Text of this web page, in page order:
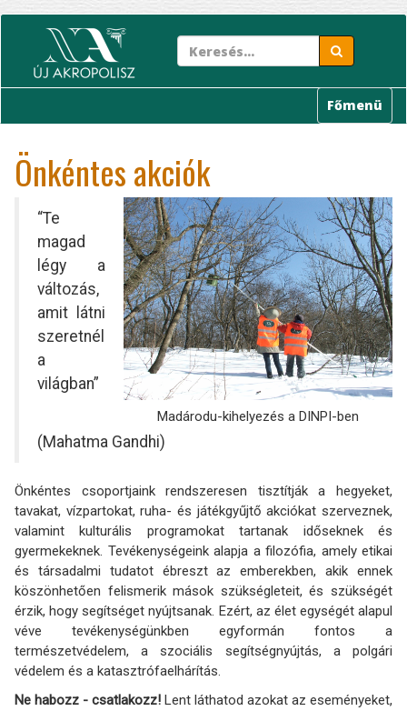
tartalomra
Főmenü
Önkéntes akciók
Madárodu-kihelyezés a DINPI-ben
“Te
magad
légy a
változás,
amit látni
szeretnél
a
világban”
(Mahatma Gandhi)
Önkéntes csoportjaink rendszeresen tisztítják a hegyeket,
tavakat, vízpartokat, ruha- és játékgyűjtő akciókat szerveznek,
valamint kulturális programokat tartanak időseknek és
gyermekeknek. Tevékenységeink alapja a filozófia, amely etikai
és társadalmi tudatot ébreszt az emberekben, akik ennek
köszönhetően felismerik mások szükségleteit, és szükségét
érzik, hogy segítséget nyújtsanak. Ezért, az élet egységét alapul
véve tevékenységünkben egyformán fontos a
természetvédelem, a szociális segítségnyújtás, a polgári
védelem és a katasztrófaelhárítás.
Ne habozz - csatlakozz! Lent láthatod azokat az eseményeket,